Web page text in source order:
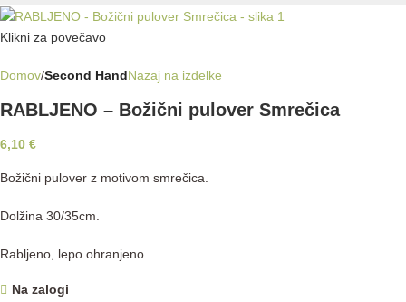
Klikni za povečavo
Domov Second HandNazaj na izdelke
RABLJENO – Božični pulover Smrečica
6,10 €
Božični pulover z motivom smrečica.
Dolžina 30/35cm.
Rabljeno, lepo ohranjeno.
Na zalogi